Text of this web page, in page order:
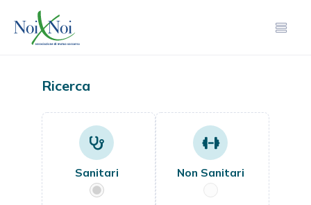
Ricerca
Sanitari Non Sanitari